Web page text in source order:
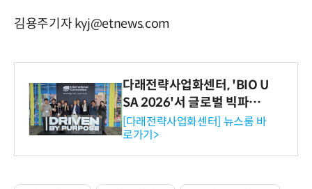
김용주기자 kyj@etnews.com
다래전략사업화센터, 'BIO U
SA 2026'서 글로벌 빅파마
와의 비즈니스 미팅 지원…K
-바이오 해외 진출 교두보 확
보
[다래전략사업화센터] 뉴스룸 바
로가기>